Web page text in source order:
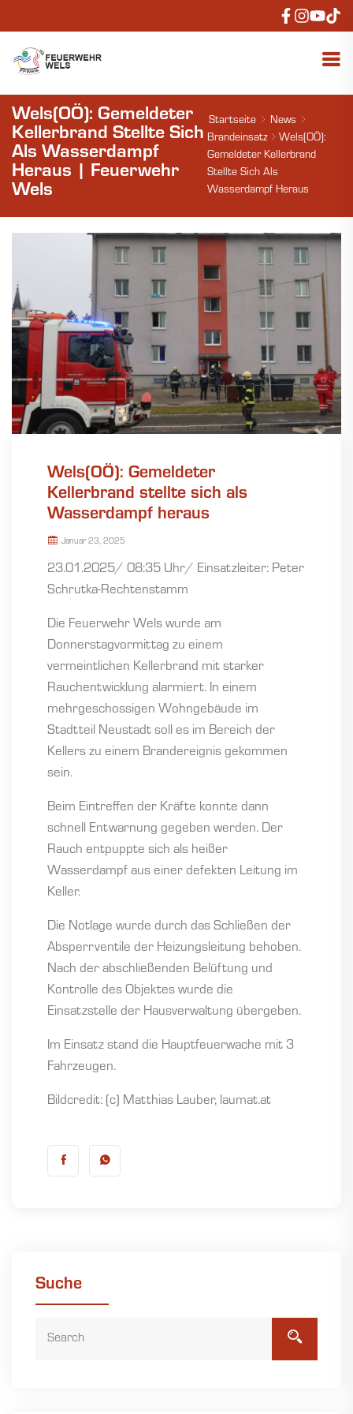
Wels(OÖ): Gemeldeter
Kellerbrand Stellte Sich
Als Wasserdampf
Heraus | Feuerwehr
Wels
Startseite
News
Brandeinsatz
Wels(OÖ):
Gemeldeter Kellerbrand
Stellte Sich Als
Wasserdampf Heraus
Wels(OÖ): Gemeldeter
Kellerbrand stellte sich als
Wasserdampf heraus
Januar 23, 2025
23.01.2025/ 08:35 Uhr/ Einsatzleiter: Peter
Schrutka-Rechtenstamm
Die Feuerwehr Wels wurde am
Donnerstagvormittag zu einem
vermeintlichen Kellerbrand mit starker
Rauchentwicklung alarmiert. In einem
mehrgeschossigen Wohngebäude im
Stadtteil Neustadt soll es im Bereich der
Kellers zu einem Brandereignis gekommen
sein.
Beim Eintreffen der Kräfte konnte dann
schnell Entwarnung gegeben werden. Der
Rauch entpuppte sich als heißer
Wasserdampf aus einer defekten Leitung im
Keller.
Die Notlage wurde durch das Schließen der
Absperrventile der Heizungsleitung behoben.
Nach der abschließenden Belüftung und
Kontrolle des Objektes wurde die
Einsatzstelle der Hausverwaltung übergeben.
Im Einsatz stand die Hauptfeuerwache mit 3
Fahrzeugen.
Bildcredit: (c) Matthias Lauber, laumat.at
Suche